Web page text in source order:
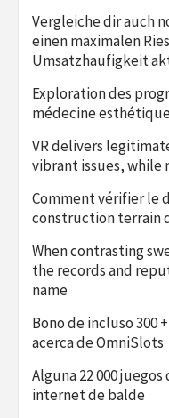
Vergleiche dir auch
einen maximalen
Umsatzhaufigkeit
Exploration des
médecine
VR delivers
vibrant issues,
Comment vérifier le
construction terrain
When contrasting
the records and
name
Bono de incluso 300
acerca de OmniSlots
Alguna 22 000
internet de balde